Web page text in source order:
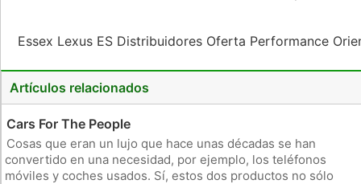
Essex Lexus ES Distribuidores Oferta Performance
Artículos relacionados
Cars For The People
Cosas que eran un lujo que hace unas décadas se han
convertido en una necesidad, por ejemplo, los teléfonos
móviles y coches usados. Sí, estos dos productos no sólo